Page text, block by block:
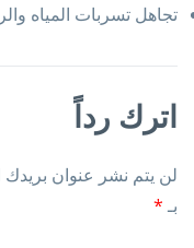
تجاهل تسربات المياه
اترك رداً
لن يتم نشر عنوان بريدك
بـ*